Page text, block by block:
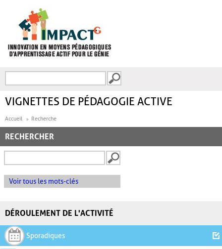
FORMULAIRE DE
VIGNETTES DE PÉDAGOGIE ACTIVE
Accueil Recherche
RECHERCHER
Voir tous les mots-clés
DÉROULEMENT DE L'ACTIVITÉ
Sporadiques